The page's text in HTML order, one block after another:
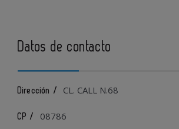
Datos de contacto
Dirección / CL. CALL N.68
CP / 08786